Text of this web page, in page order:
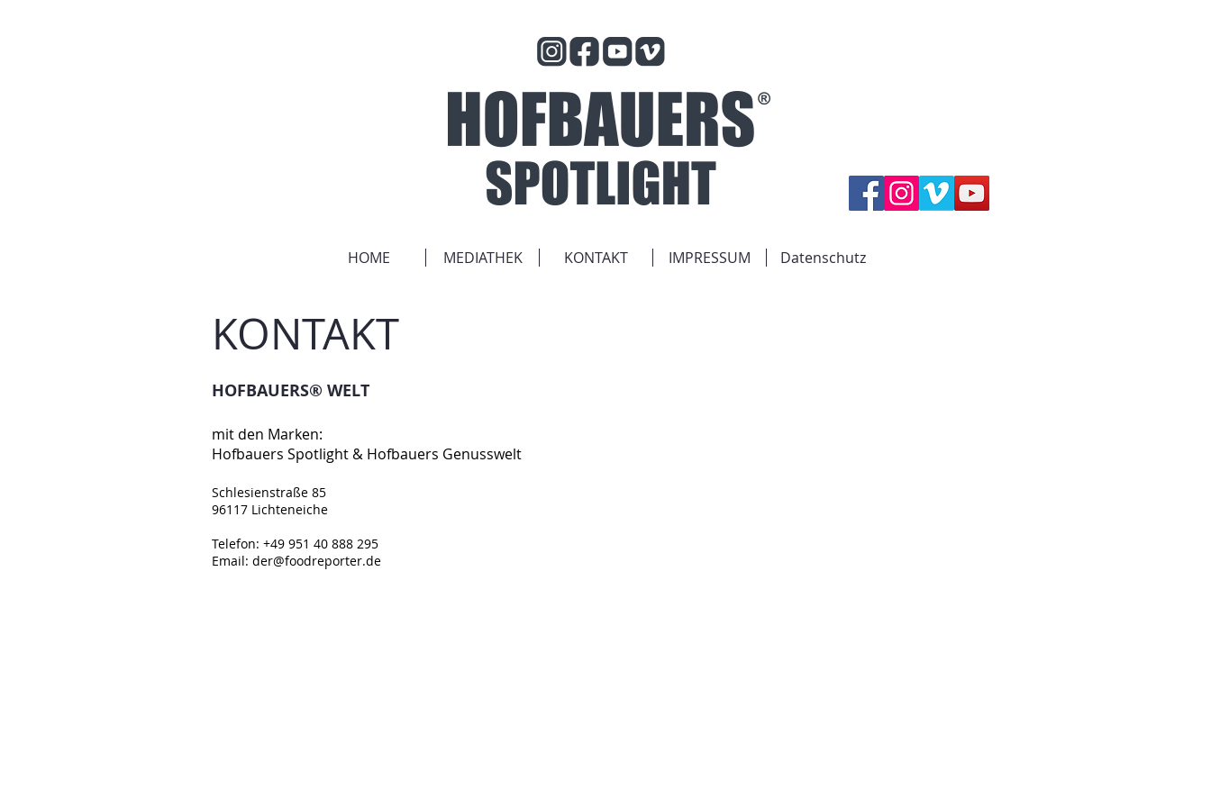
HOME MEDIATHEK KONTAKT IMPRESSUM Datenschutz
KONTAKT
HOFBAUERS® WELT
mit den Marken:
Hofbauers Spotlight & Hofbauers Genusswelt
Schlesienstraße 85
96117 Lichteneiche
Telefon: +49 951 40 888 295
Email: der@foodreporter.de